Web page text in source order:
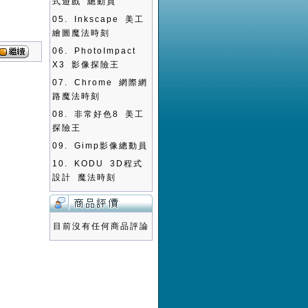
05.
Inkscape 美工
繪圖魔法時刻
06.
PhotoImpact
X3 影像探險王
07. Chrome 網際網
路魔法時刻
08. 非常好色8 美工
探險王
09. Gimp影像總動員
10.
KODU 3D程式
設計 魔法時刻
目前沒有任何商品評論